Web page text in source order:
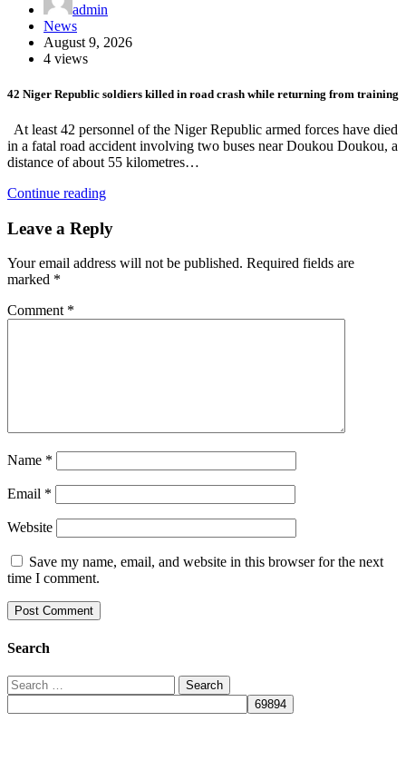
admin
News
August 9, 2026
4 views
42 Niger Republic soldiers killed in road crash while returning from training
At least 42 personnel of the Niger Republic armed forces have died
in a fatal road accident involving two buses near Doukou Doukou, a
distance of about 55 kilometres…
Continue reading
Leave a Reply
Your email address will not be published. Required fields are
marked *
Comment *
Name *
Email *
Website
Save my name, email, and website in this browser for the next
time I comment.
Search